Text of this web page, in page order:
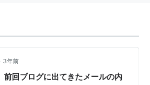
3年前
回ブログに出てきたメールの内